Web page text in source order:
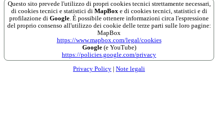
Questo sito prevede l'utilizzo di propri cookies tecnici strettamente necessari,
di cookies tecnici e statistici di MapBoxe di cookies tecnici, statistici e di
profilazione di Google. È possibile ottenere informazioni circa l'espressione
del proprio consenso all'utilizzo dei cookie delle terze parti sulle loro pagine:
MapBox
https://www.mapbox.com/legal/cookies
Google(e YouTube)
https://policies.google.com/privacy
Privacy Policy Note legali